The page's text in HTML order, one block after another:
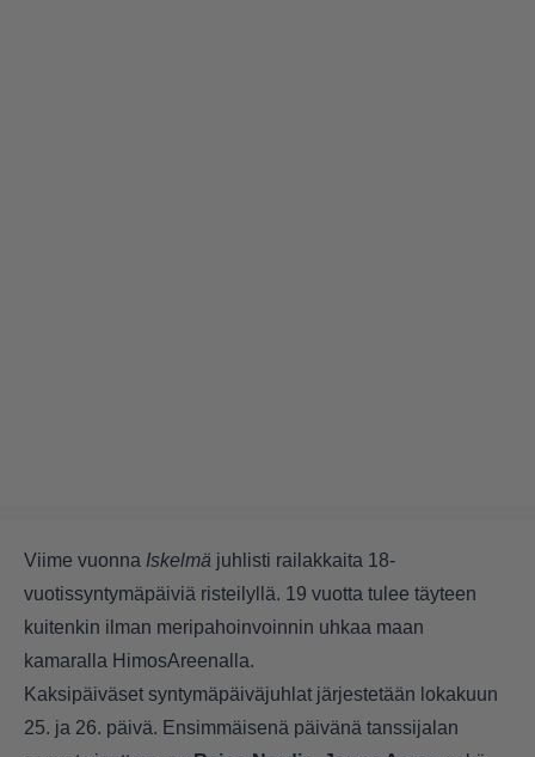
Viime vuonna Iskelmä juhlisti railakkaita 18-
vuotissyntymäpäiviä risteilyllä. 19 vuotta tulee täyteen
kuitenkin ilman meripahoinvoinnin uhkaa maan
kamaralla HimosAreenalla.
Kaksipäiväset syntymäpäiväjuhlat järjestetään lokakuun
25. ja 26. päivä. Ensimmäisenä päivänä tanssijalan